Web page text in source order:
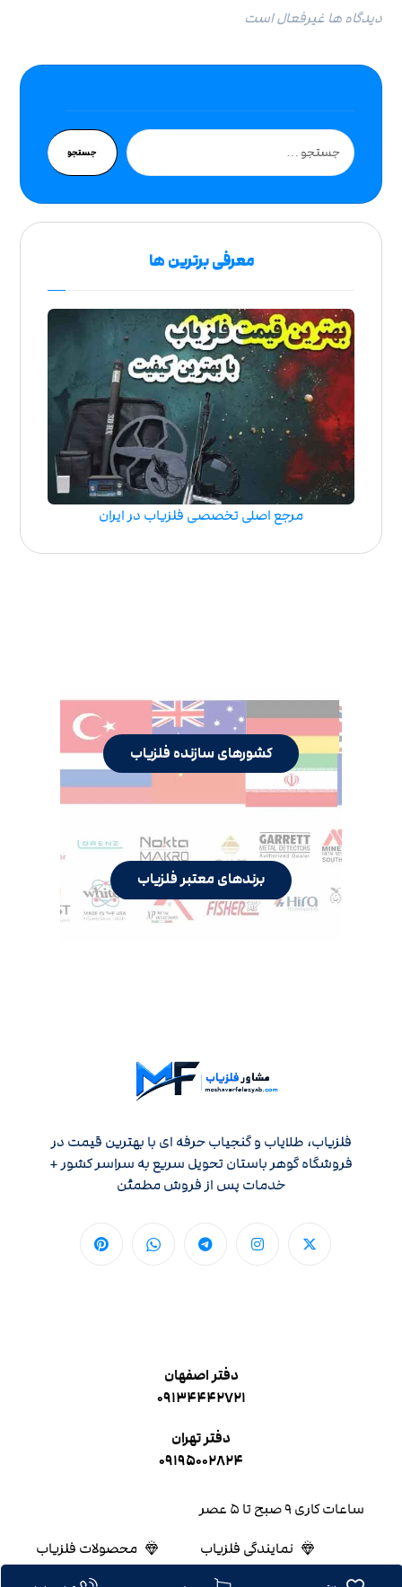
دیدگاه ها غیرفعال است
جستجو
معرفی برترین ها
مرجع اصلی تخصصی فلزیاب در ایران
کشورهای سازنده فلزیاب
برندهای معتبر فلزیاب
فلزیاب، طلایاب و گنجیاب حرفه ای با بهترین قیمت در
فروشگاه گوهر باستان تحویل سریع به سراسر کشور +
خدمات پس از فروش مطمئن
دفتر اصفهان
۰۹۱۳۴۴۴۲۷۲۱
دفتر تهران
۰۹۱۹۵۰۰۲۸۲۴
ساعات کاری ۹ صبح تا ۵ عصر
نمایندگی فلزیاب
محصولات فلزیاب